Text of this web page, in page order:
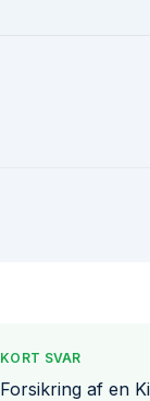
KORT SVAR
Forsikring af en